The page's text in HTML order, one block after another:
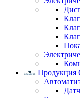
Продукция